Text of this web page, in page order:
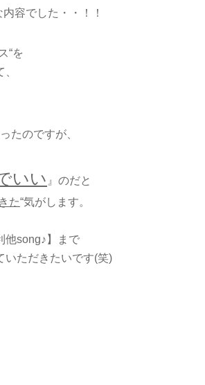
内容でした・・！！
“を
たのですが、
いい 』のだと
た“気がします。
他song♪】まで
いただきたいです(笑)